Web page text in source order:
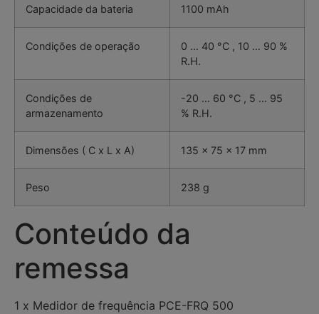
Capacidade da bateria 1100 mAh
Condições de operação
0 … 40 °C , 10 … 90 %
R.H.
Condições de
armazenamento
-20 … 60 °C , 5 … 95
% R.H.
Dimensões ( C x L x A) 135 x 75 x 17 mm
Peso 238 g
Conteúdo da
remessa
1 x Medidor de frequência PCE-FRQ 500